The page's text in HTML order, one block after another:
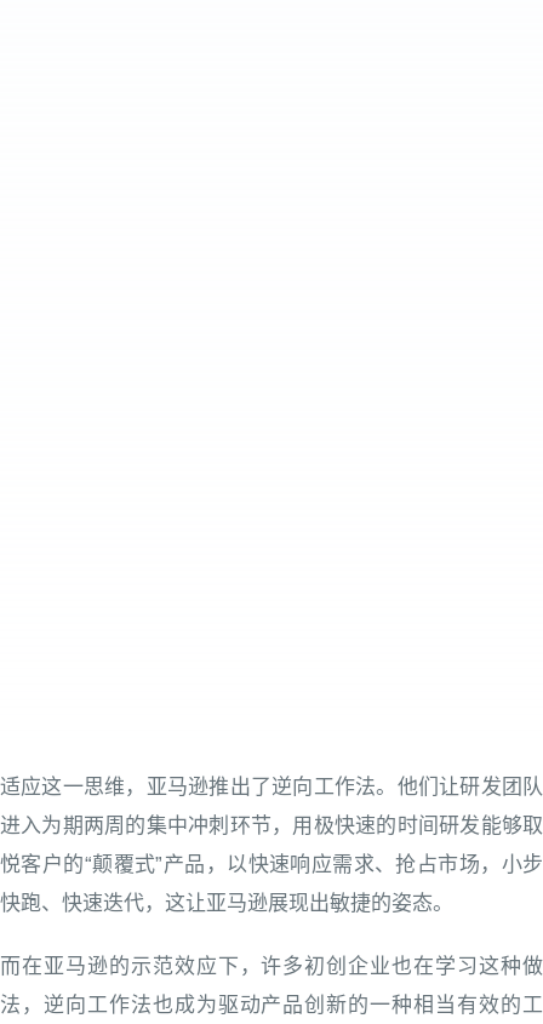
适应这一思维，亚马逊推出了逆向工作法。他们让研发团队
进入为期两周的集中冲刺环节，用极快速的时间研发能够取
悦客户的“颠覆式”产品，以快速响应需求、抢占市场，小步
快跑、快速迭代，这让亚马逊展现出敏捷的姿态。
而在亚马逊的示范效应下，许多初创企业也在学习这种做
法，逆向工作法也成为驱动产品创新的一种相当有效的工